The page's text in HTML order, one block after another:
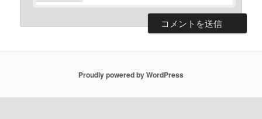
Proudly powered by WordPress